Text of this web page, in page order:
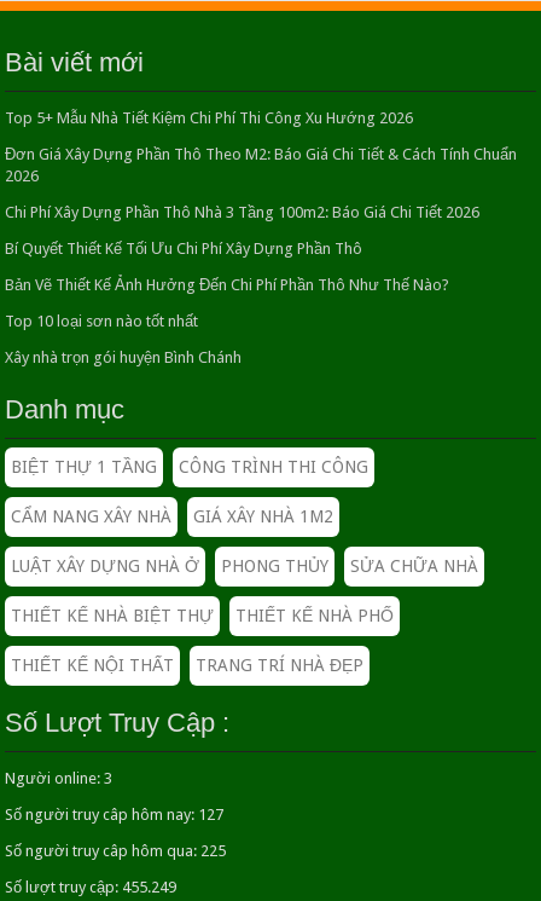
11/05/2016
26/04/2016
yên giữa phố
23/04/2016
02/12/2021
BÁO GIÁ XÂY NHÀ CẤP 4 TRỌN GÓI MÁI THÁI
ĐẸP
26/04/2016
XÂY NHÀ TRỌN GÓI LÀ GÌ | THẦU XÂY NHÀ
TRỌN GÓI
19/04/2026
Trang trí cho phòng ngủ khi mùa hè nóng bức
Bài viết mới
Top 5+ Mẫu Nhà Tiết Kiệm Chi Phí Thi Công Xu Hướng 2026
Đơn Giá Xây Dựng Phần Thô Theo M2: Báo Giá Chi Tiết & Cách Tính Chuẩn
2026
Chi Phí Xây Dựng Phần Thô Nhà 3 Tầng 100m2: Báo Giá Chi Tiết 2026
Bí Quyết Thiết Kế Tối Ưu Chi Phí Xây Dựng Phần Thô
Bản Vẽ Thiết Kế Ảnh Hưởng Đến Chi Phí Phần Thô Như Thế Nào?
Top 10 loại sơn nào tốt nhất
Xây nhà trọn gói huyện Bình Chánh
Danh mục
BIỆT THỰ 1 TẦNG CÔNG TRÌNH THI CÔNG
CẨM NANG XÂY NHÀ GIÁ XÂY NHÀ 1M2
LUẬT XÂY DỰNG NHÀ Ở PHONG THỦY SỬA CHỮA NHÀ
THIẾT KẾ NHÀ BIỆT THỰ THIẾT KẾ NHÀ PHỐ
THIẾT KẾ NỘI THẤT TRANG TRÍ NHÀ ĐẸP
Số Lượt Truy Cập :
Người online:3
Số người truy câp hôm nay: 127
Số người truy câp hôm qua: 225
Số lượt truy cập: 455.249